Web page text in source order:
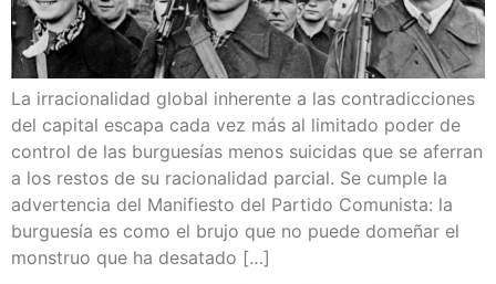
La irra­cio­na­li­dad glo­bal inhe­ren­te a las con­tra­dic­cio­nes
del capi­tal esca­pa cada vez más al limi­ta­do poder de
con­trol de las bur­gue­sías menos sui­ci­das que se afe­rran
a los res­tos de su racio­na­li­dad par­cial. Se cum­ple la
adver­ten­cia del Mani­fies­to del Par­ti­do Comu­nis­ta: la
bur­gue­sía es como el bru­jo que no pue­de dome­ñar el
mons­truo que ha desatado […]